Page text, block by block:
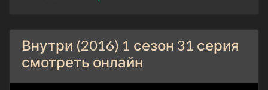
1 сезон 109 серия
1 сезон 108 серия
1 сезон 107 серия
1 сезон 106 серия
Внутри (2016) 1 сезон 31 серия
смотреть онлайн